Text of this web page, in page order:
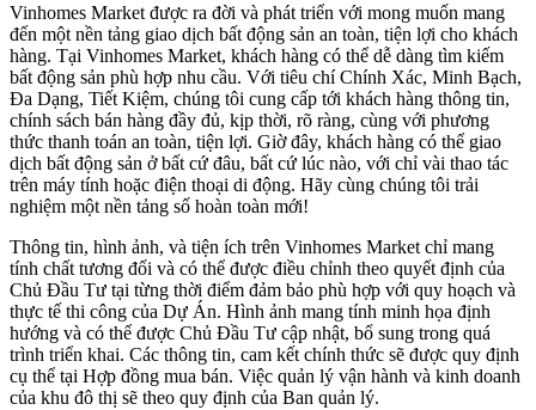
Vinhomes Market được ra đời và phát triển với mong muốn mang
đến một nền tảng giao dịch bất động sản an toàn, tiện lợi cho khách
hàng. Tại Vinhomes Market, khách hàng có thể dễ dàng tìm kiếm
bất động sản phù hợp nhu cầu. Với tiêu chí Chính Xác, Minh Bạch,
Đa Dạng, Tiết Kiệm, chúng tôi cung cấp tới khách hàng thông tin,
chính sách bán hàng đầy đủ, kịp thời, rõ ràng, cùng với phương
thức thanh toán an toàn, tiện lợi. Giờ đây, khách hàng có thể giao
dịch bất động sản ở bất cứ đâu, bất cứ lúc nào, với chỉ vài thao tác
trên máy tính hoặc điện thoại di động. Hãy cùng chúng tôi trải
nghiệm một nền tảng số hoàn toàn mới!
Thông tin, hình ảnh, và tiện ích trên Vinhomes Market chỉ mang
tính chất tương đối và có thể được điều chỉnh theo quyết định của
Chủ Đầu Tư tại từng thời điểm đảm bảo phù hợp với quy hoạch và
thực tế thi công của Dự Án. Hình ảnh mang tính minh họa định
hướng và có thể được Chủ Đầu Tư cập nhật, bổ sung trong quá
trình triển khai. Các thông tin, cam kết chính thức sẽ được quy định
cụ thể tại Hợp đồng mua bán. Việc quản lý vận hành và kinh doanh
của khu đô thị sẽ theo quy định của Ban quản lý.